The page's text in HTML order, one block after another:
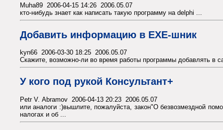
Muha89 2006-04-15 14:26 2006.05.07
кто-нибудь знает как написать такую программу на delphi ...
Добавить информацию в EXE-шник
kyn66 2006-03-30 18:25 2006.05.07
Скажите, возможно-ли во время работы программы добавлять в
У кого под рукой Консультант+
Petr V. Abramov 2006-04-13 20:23 2006.05.07
или аналоги :)вышлите, пожалуйста, закон"О безвозмездной
налогах и об ...